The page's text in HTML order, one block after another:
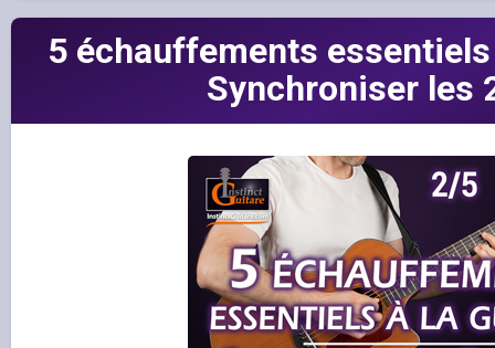
5 échauffements
Synchroniser les